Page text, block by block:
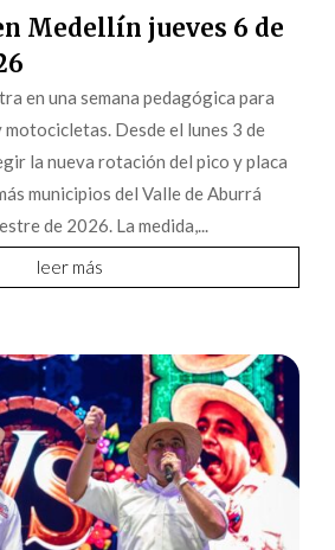
Medellín jueves 6 de
en una semana pedagógica para
Desde el lunes 3 de
la nueva rotación del pico y placa
municipios del Valle de Aburrá
de 2026. La medida,...
leer más